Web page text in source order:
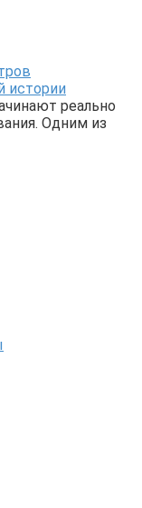
истории
реально
Одним из